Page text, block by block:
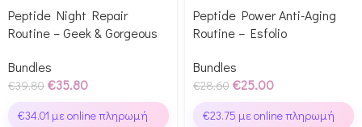
Peptide Night Repair
Routine – Geek & Gorgeous
Bundles
€39.80 €35.80
€34.01 με online πληρωμή
Peptide Power Anti-Aging
Routine – Esfolio
Bundles
€28.60 €25.00
€23.75 με online πληρωμή